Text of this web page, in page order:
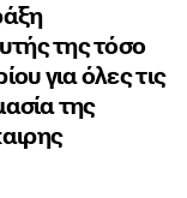
της τόσο
για όλες τις
της